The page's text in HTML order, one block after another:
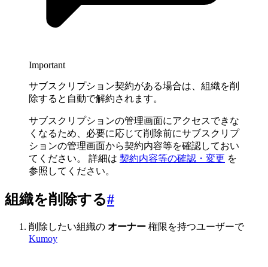
Important
サブスクリプション契約がある場合は、組織を削
除すると自動で解約されます。
サブスクリプションの管理画面にアクセスできな
くなるため、必要に応じて削除前にサブスクリプ
ションの管理画面から契約内容等を確認しておい
てください。 詳細は 契約内容等の確認・変更 を
参照してください。
組織を削除する#
削除したい組織の オーナー 権限を持つユーザーで
Kumoy